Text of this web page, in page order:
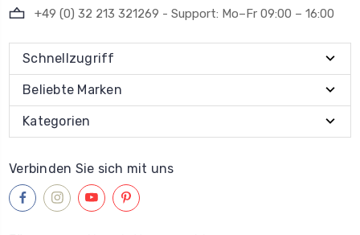
+49 (0) 32 213 321269 - Support: Mo–Fr 09:00 – 16:00
Schnellzugriff
Beliebte Marken
Kategorien
Verbinden Sie sich mit uns